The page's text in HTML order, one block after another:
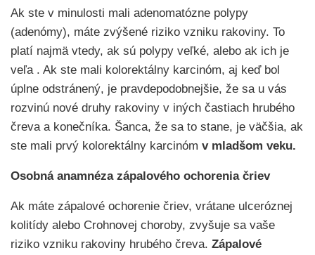
Ak ste v minulosti mali adenomatózne polypy
(adenómy), máte zvýšené riziko vzniku rakoviny. To
platí najmä vtedy, ak sú polypy veľké, alebo ak ich je
veľa . Ak ste mali kolorektálny karcinóm, aj keď bol
úplne odstránený, je pravdepodobnejšie, že sa u vás
rozvinú nové druhy rakoviny v iných častiach hrubého
čreva a konečníka. Šanca, že sa to stane, je väčšia, ak
ste mali prvý kolorektálny karcinóm v mladšom veku.
Osobná anamnéza zápalového ochorenia čriev
Ak máte zápalové ochorenie čriev, vrátane ulceróznej
kolitídy alebo Crohnovej choroby, zvyšuje sa vaše
riziko vzniku rakoviny hrubého čreva. Zápalové